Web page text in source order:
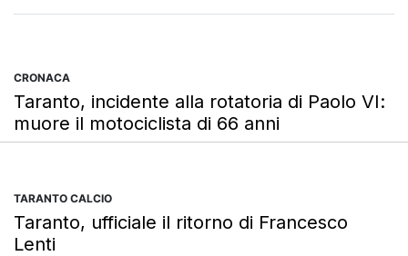
CRONACA
Taranto, incidente alla rotatoria di Paolo VI:
muore il motociclista di 66 anni
TARANTO CALCIO
Taranto, ufficiale il ritorno di Francesco
Lenti